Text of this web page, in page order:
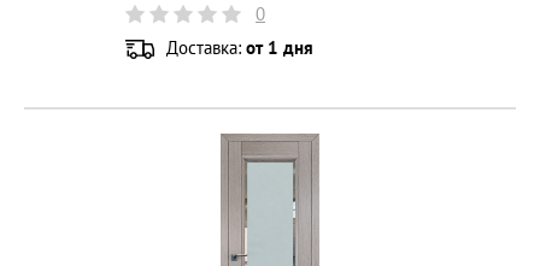
0
Доставка: от 1 дня